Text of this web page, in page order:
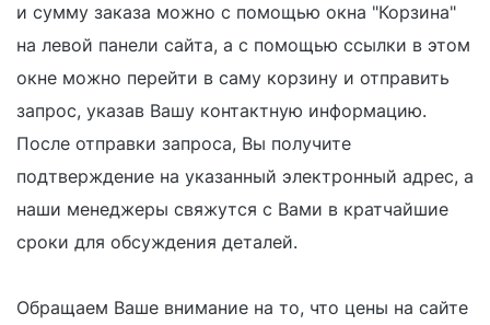
и сумму заказа можно с помощью окна "Корзина"
на левой панели сайта, а с помощью ссылки в этом
окне можно перейти в саму корзину и отправить
запрос, указав Вашу контактную информацию.
После отправки запроса, Вы получите
подтверждение на указанный электронный адрес, а
наши менеджеры свяжутся с Вами в кратчайшие
сроки для обсуждения деталей.
Обращаем Ваше внимание на то, что цены на сайте